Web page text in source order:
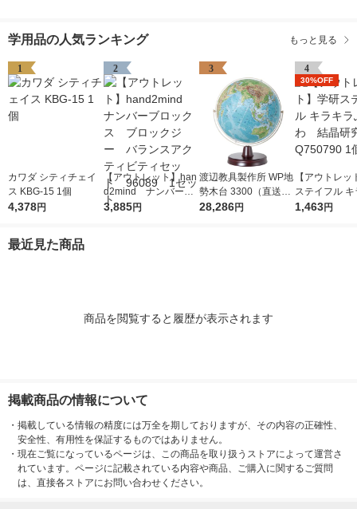
学用品の人気ランキング もっと見る
1
カワダ シティチェイ
ス KBG-15 1個
4,378円
2
【アウトレット】han
d2mind ナンバーブ
ロックス ブロックジ
3,885円
3
渡辺教具製作所 WP地
勢木台 3300（直送
品）
28,286円
4
30%OFF
【アウトレッ
ステイフル
ふわふわ 結
1,463円
最近見た商品
商品を閲覧すると履歴が表示されます
掲載商品の情報について
・ 掲載している情報の精度には万全を期しておりますが、その内容の正確性、
安全性、有用性を保証するものではありません。
・ 現在ご覧になっているページは、この商品を取り扱うストアによって運営さ
れています。ページに記載されている内容や商品、ご購入に関するご質問
は、直接各ストアにお問い合わせください。